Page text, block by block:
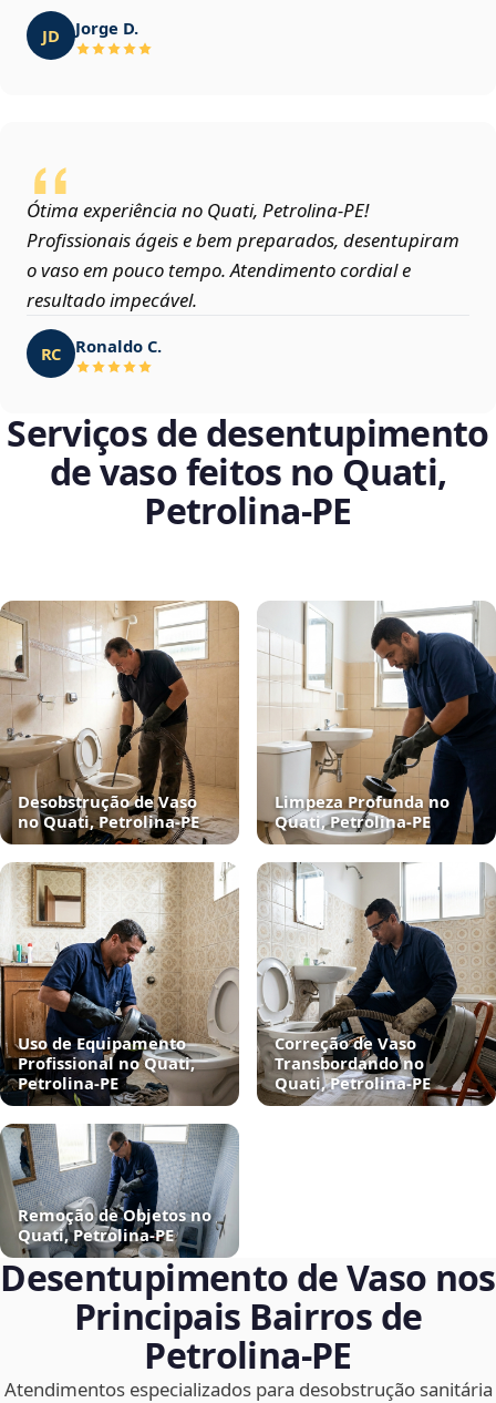
JD Jorge D.
Ótima experiência no Quati, Petrolina‑PE!
Profissionais ágeis e bem preparados, desentupiram
o vaso em pouco tempo. Atendimento cordial e
resultado impecável.
RC Ronaldo C.
Serviços de desentupimento
de vaso feitos no Quati,
Petrolina‑PE
Desobstrução de Vaso
no Quati, Petrolina‑PE
Limpeza Profunda no
Quati, Petrolina‑PE
Uso de Equipamento
Profissional no Quati,
Petrolina‑PE
Correção de Vaso
Transbordando no
Quati, Petrolina‑PE
Remoção de Objetos no
Quati, Petrolina‑PE
Desentupimento de Vaso nos
Principais Bairros de
Petrolina‑PE
Atendimentos especializados para desobstrução sanitária